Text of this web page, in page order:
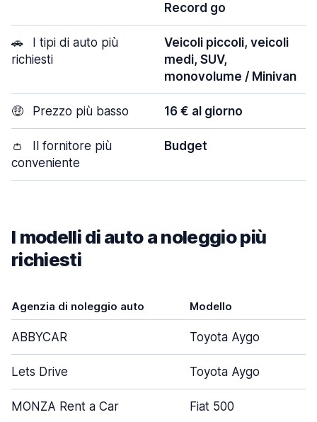
Record go
🚗
I tipi di auto più
richiesti
Veicoli piccoli, veicoli
medi, SUV,
monovolume / Minivan
🤑 Prezzo più basso 16 € al giorno
👛
Il fornitore più
conveniente
Budget
I modelli di auto a noleggio più
richiesti
Agenzia di noleggio auto Modello
ABBYCAR Toyota Aygo
Lets Drive Toyota Aygo
MONZA Rent a Car Fiat 500